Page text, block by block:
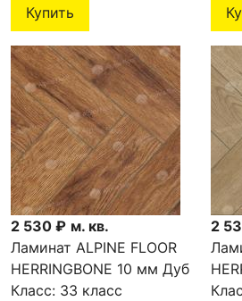
Купить
2 530 ₽ м. кв.
Ламинат ALPINE FLOOR
HERRINGBONE 10 мм Дуб
Калабрия LF107-09
Класс: 33 класс
2